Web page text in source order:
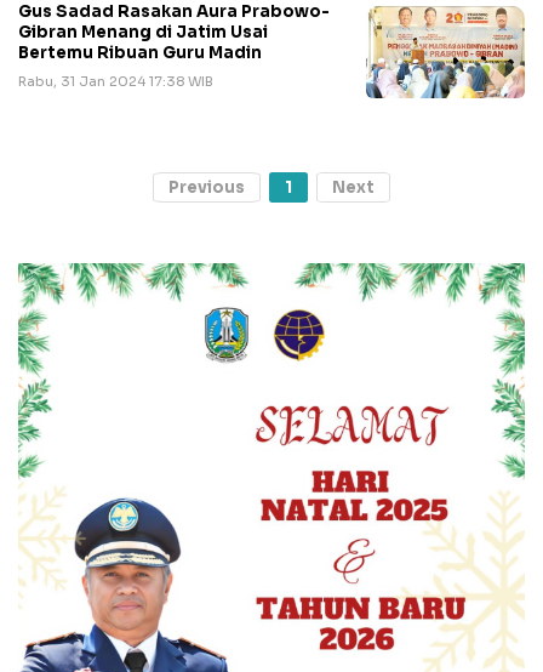
Gus Sadad Rasakan Aura Prabowo-
Gibran Menang di Jatim Usai
Bertemu Ribuan Guru Madin
Rabu, 31 Jan 2024 17:38 WIB
Previous 1 Next